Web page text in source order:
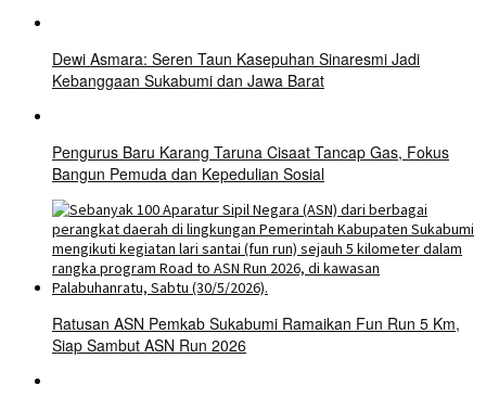
Dewi Asmara: Seren Taun Kasepuhan Sinaresmi Jadi
Kebanggaan Sukabumi dan Jawa Barat
Pengurus Baru Karang Taruna Cisaat Tancap Gas, Fokus
Bangun Pemuda dan Kepedulian Sosial
Ratusan ASN Pemkab Sukabumi Ramaikan Fun Run 5 Km,
Siap Sambut ASN Run 2026